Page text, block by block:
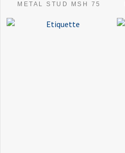
METAL STUD MSH 75